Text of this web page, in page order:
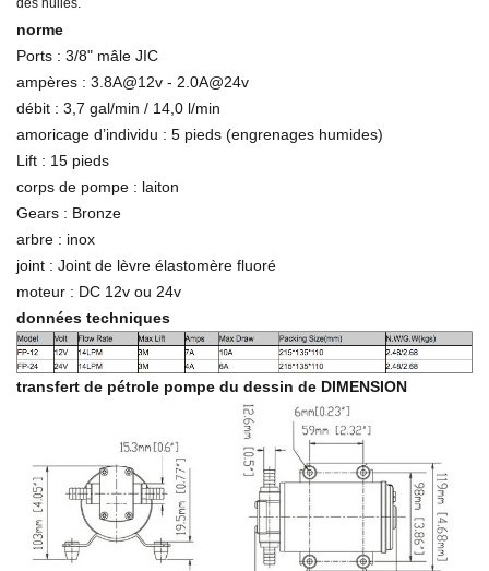
des huiles.
norme
Ports : 3/8" mâle JIC
ampères : 3.8A@12v - 2.0A@24v
débit : 3,7 gal/min / 14,0 l/min
amoricage d’individu : 5 pieds (engrenages humides)
Lift : 15 pieds
corps de pompe : laiton
Gears : Bronze
arbre : inox
joint : Joint de lèvre élastomère fluoré
moteur : DC 12v ou 24v
données techniques
transfert de pétrole pompe du dessin de DIMENSION